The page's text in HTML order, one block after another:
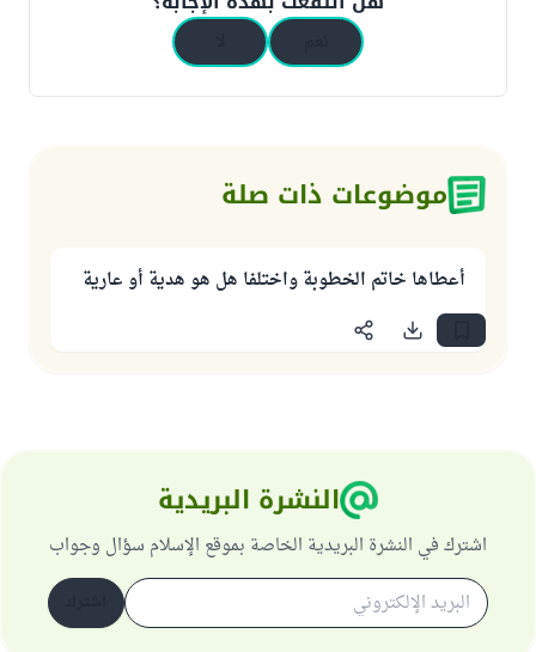
موضوعات ذات صلة
أعطاها خاتم الخطوبة واختلفا هل هو هدية أو عارية
النشرة البريدية
اشترك في النشرة البريدية الخاصة بموقع الإسلام سؤال وجواب